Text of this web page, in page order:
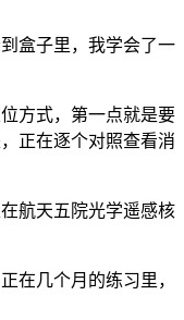
盒子里，我学会了一
方式，第一点就是要
正在逐个对照查看消
航天五院光学遥感核
在几个月的练习里，